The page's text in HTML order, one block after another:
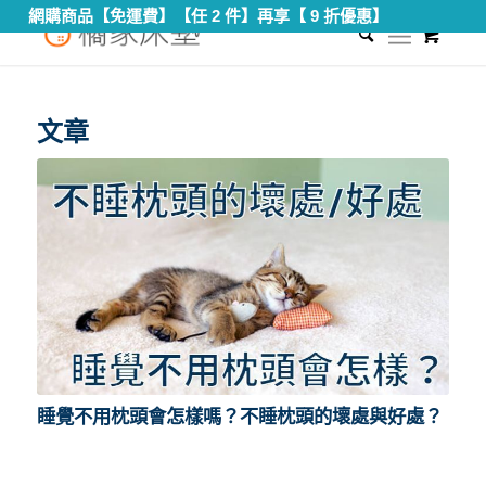
網購商品【免運費】【任 2 件】再享【 9 折優惠】
您現在的位置： 首頁 /不睡枕頭的壞處
文章
睡覺不用枕頭會怎樣嗎？不睡枕頭的壞處與好處？